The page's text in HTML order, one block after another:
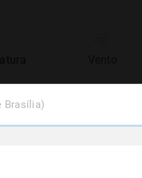
Brasília)